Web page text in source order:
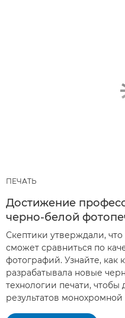
ПЕЧАТЬ
Достижение
черно-белой
Скептики утверждали, что
сможет сравниться по
фотографий. Узнайте, как
разрабатывала новые
технологии печати, чтобы
результатов монохромной